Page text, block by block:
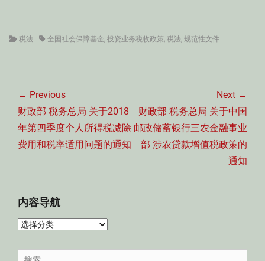
Categories
税法 Tags全国社会保障基金, 投资业务税收政策, 税法, 规范性文件
章
导
航
← Previous
Previous
post:
财政部 税务总局 关于2018
年第四季度个人所得税减除
费用和税率适用问题的通知
Next →
Next
post:
财政部 税务总局 关于中国
邮政储蓄银行三农金融事业
部 涉农贷款增值税政策的
通知
内容导航
内
导Search